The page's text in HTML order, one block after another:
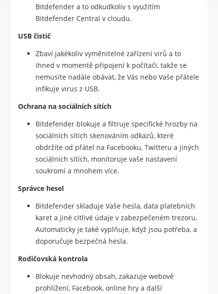
Bitdefender a to odkudkoliv s využitím
Bitdefender Central v cloudu.
USB čistič
Zbaví jakékoliv vyměnitelné zařízení virů a to
ihned v momentě připojení k počítači, takže se
nemusíte nadále obávat, že Vás nebo Vaše přátele
infikuje virus z USB.
Ochrana na sociálních sítích
Bitdefender blokuje a filtruje specifické hrozby na
sociálních sítích skenováním odkazů, které
obdržíte od přátel na Facebooku, Twitteru a jiných
sociálních sítích, monitoruje vaše nastavení
soukromí a mnohem více.
Správce hesel
Bitdefender skladuje Vaše hesla, data platebních
karet a jiné citlivé údaje v zabezpečeném trezoru.
Automaticky je také vyplňuje, když jsou potřeba, a
doporučuje bezpečná hesla.
Rodičovská kontrola
Blokuje nevhodný obsah, zakazuje webové
prohlížení, Facebook, online hry a další